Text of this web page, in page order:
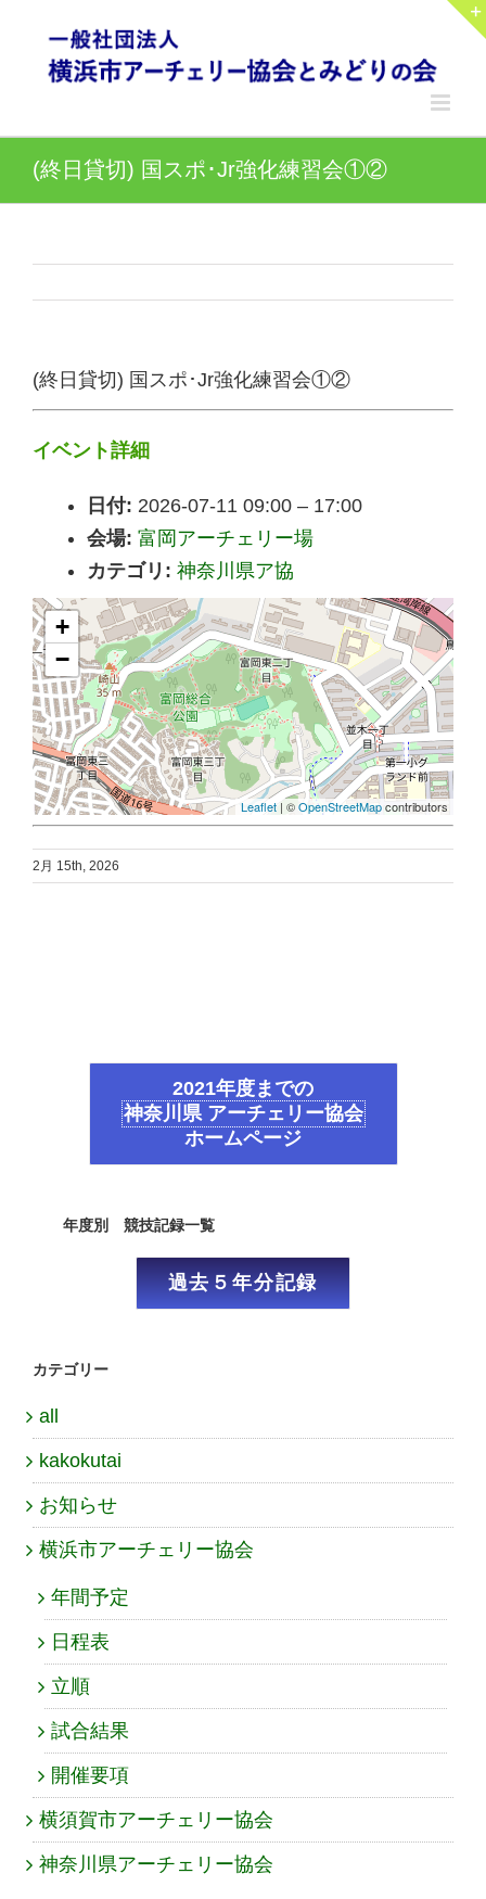
content
(終日貸切) 国スポ･Jr強化練習会①②
(終日貸切) 国スポ･Jr強化練習会①②
イベント詳細
日付: 2026-07-11 09:00 – 17:00
会場: 富岡アーチェリー場
カテゴリ: 神奈川県ア協
+
−
Leaflet | ©OpenStreetMapcontributors
2月 15th, 2026
2021年度までの
神奈川県 アーチェリー協会
ホームページ
年度別 競技記録一覧
過去５年分記録
カテゴリー
all
kakokutai
お知らせ
横浜市アーチェリー協会
年間予定
日程表
立順
試合結果
開催要項
横須賀市アーチェリー協会
神奈川県アーチェリー協会